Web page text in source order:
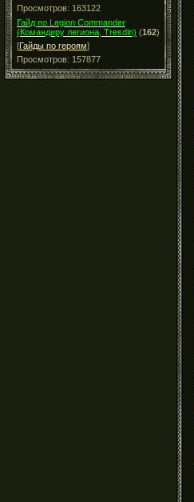
Просмотров: 163122
Гайд по Legion Commander
(Командиру легиона, Tresdin) (162)
[Гайды по героям]
Просмотров: 157877